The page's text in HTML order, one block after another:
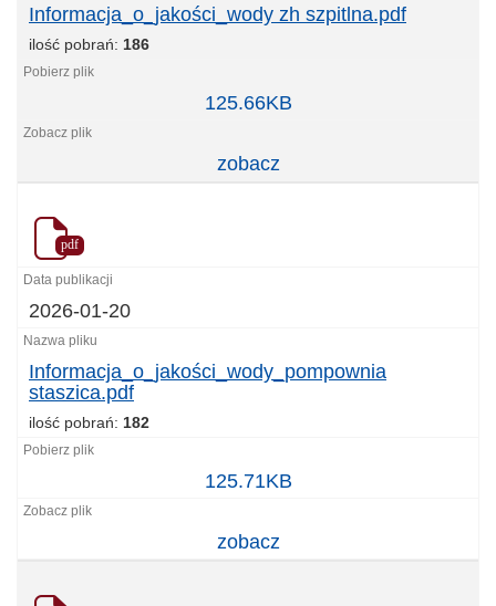
Informacja_o_jakości_wody zh szpitlna.pdf
ilość pobrań: 186
Informacja_o_jakości_wody
zh
szpitlna.pdf
125.66KB
zobacz
pdf
2026-01-20
Informacja_o_jakości_wody_pompownia
staszica.pdf
ilość pobrań: 182
Informacja_o_jakości_wody_pompownia
staszica.pdf
125.71KB
zobacz